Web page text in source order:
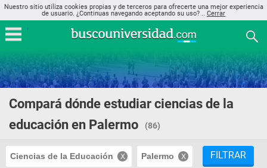
Nuestro sitio utiliza cookies propias y de terceros para ofrecerte una mejor experiencia
de usuario. ¿Continuas navegando aceptando su uso? .. Cerrar
Compará dónde estudiar ciencias de la
educación en Palermo
(86)
Ciencias de la Educación Palermo FILTRAR